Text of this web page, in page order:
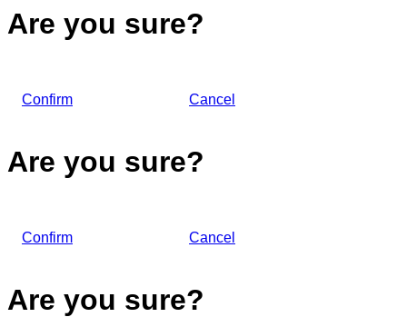
Are you sure?
Confirm Cancel
Are you sure?
Confirm Cancel
Are you sure?